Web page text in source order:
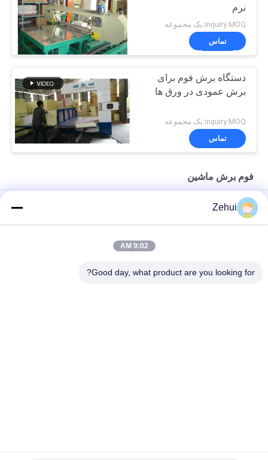
نرم
inquiry MOQ:یک مجموعه
تماس
دستگاه برش فوم برای
برش عمودی در ورق ها
inquiry MOQ:یک مجموعه
تماس
فوم برش ماشین
ماشین برش فوم دقیق با قطر 10 متر میز برش دایره ای
ماشین برش فوم دایره افقی با طول تیغه 10000mm و استاندارد بالا
دستگاه برش فوم سفت و سخت افقی برای بازگرداندن مواد برش فوم
Zehui
9:02 AM
Good day, what product are you looking for?